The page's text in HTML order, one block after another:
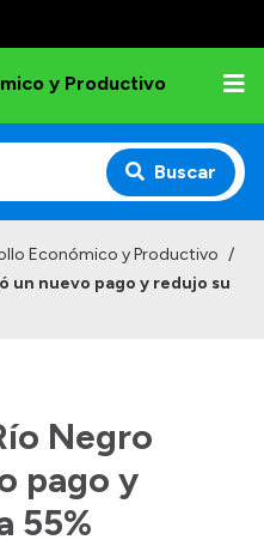
y Productivo
Buscar
Económico y Productivo /
un nuevo pago y redujo su
Negro
pago y
55%